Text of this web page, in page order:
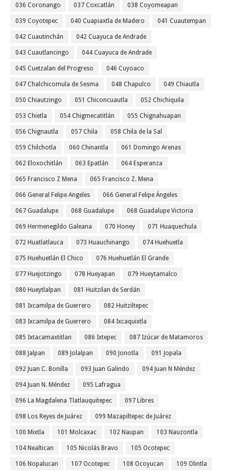
036 Coronango 037 Coxcatlán 038 Coyomeapan
039 Coyotepec 040 Cuapiaxtla de Madero 041 Cuautempan
042 Cuautinchán 042 Cuayuca de Andrade
043 Cuautlancingo 044 Cuayuca de Andrade
045 Cuetzalan del Progreso 046 Cuyoaco
047 Chalchicomula de Sesma 048 Chapulco 049 Chiautla
050 Chiautzingo 051 Chiconcuautla 052 Chichiquila
053 Chietla 054 Chigmecatitlán 055 Chignahuapan
056 Chignautla 057 Chila 058 Chila de la Sal
059 Chilchotla 060 Chinantla 061 Domingo Arenas
062 Eloxochitlán 063 Epatlán 064 Esperanza
065 Francisco Z Mena 065 Francisco Z. Mena
066 General Felipe Angeles 066 General Felipe Ángeles
067 Guadalupe 068 Guadalupe 068 Guadalupe Victoria
069 Hermenegildo Galeana 070 Honey 071 Huaquechula
072 Huatlatlauca 073 Huauchinango 074 Huehuetla
075 Huehuetlán El Chico 076 Huehuetlán El Grande
077 Huejotzingo 078 Hueyapan 079 Hueytamalco
080 Hueytlalpan 081 Huitzilan de Serdán
081 Ixcamilpa de Guerrero 082 Huitziltepec
083 Ixcamilpa de Guerrero 084 Ixcaquixtla
085 Ixtacamaxtitlan 086 Ixtepec 087 Izúcar de Matamoros
088 Jalpan 089 Jolalpan 090 Jonotla 091 Jopala
092 Juan C. Bonilla 093 Juan Galindo 094 Juan N Méndez
094 Juan N. Méndez 095 Lafragua
096 La Magdalena Tlatlauquitepec 097 Libres
098 Los Reyes de Juárez 099 Mazapiltepec de Juárez
100 Mixtla 101 Molcaxac 102 Naupan 103 Nauzontla
104 Nealtican 105 Nicolás Bravo 105 Ocotepec
106 Nopalucan 107 Ocotepec 108 Ocoyucan 109 Olintla